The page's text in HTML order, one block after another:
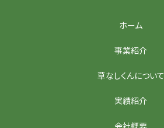
ホーム
事業紹介
草なしくんについて
実績紹介